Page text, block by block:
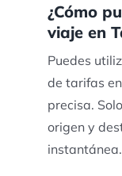
¿Cómo
viaje en
Puedes
de tarifas
precisa.
origen y
instantánea.